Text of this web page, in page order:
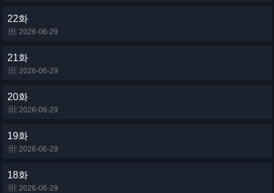
22화
2026-06-29
21화
2026-06-29
20화
2026-06-29
19화
2026-06-29
18화
2026-06-29